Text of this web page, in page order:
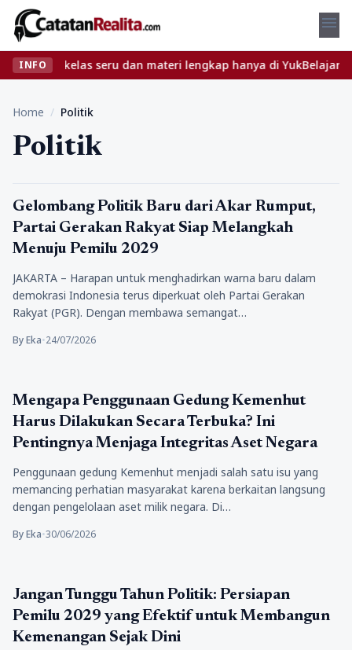
menu
INFO
kelas seru dan materi lengkap hanya di YukBelajar.com.
Home / Politik
Politik
Politik
Gelombang Politik Baru dari Akar Rumput,
Partai Gerakan Rakyat Siap Melangkah
Menuju Pemilu 2029
JAKARTA – Harapan untuk menghadirkan warna baru dalam
demokrasi Indonesia terus diperkuat oleh Partai Gerakan
Rakyat (PGR). Dengan membawa semangat…
By Eka•24/07/2026
Politik
Mengapa Penggunaan Gedung Kemenhut
Harus Dilakukan Secara Terbuka? Ini
Pentingnya Menjaga Integritas Aset Negara
Penggunaan gedung Kemenhut menjadi salah satu isu yang
memancing perhatian masyarakat karena berkaitan langsung
dengan pengelolaan aset milik negara. Di…
By Eka•30/06/2026
Politik
Jangan Tunggu Tahun Politik: Persiapan
Pemilu 2029 yang Efektif untuk Membangun
Kemenangan Sejak Dini